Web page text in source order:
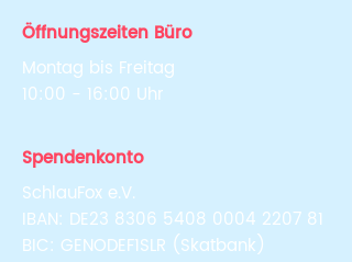
Öffnungszeiten Büro
Montag bis Freitag
10:00 - 16:00 Uhr
Spendenkonto
SchlauFox e.V.
IBAN: DE23 8306 5408 0004 2207 81
BIC: GENODEF1SLR (Skatbank)